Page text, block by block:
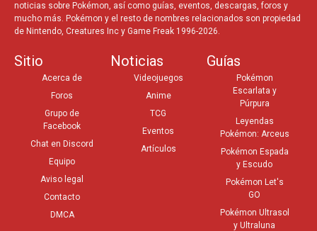
noticias sobre Pokémon, así como guías, eventos, descargas, foros y
mucho más. Pokémon y el resto de nombres relacionados son propiedad
de Nintendo, Creatures Inc y Game Freak 1996-2026.
Sitio
Acerca de
Foros
Grupo de
Facebook
Chat en Discord
Equipo
Aviso legal
Contacto
DMCA
Noticias
Videojuegos
Anime
TCG
Eventos
Artículos
Guías
Pokémon
Escarlata y
Púrpura
Leyendas
Pokémon: Arceus
Pokémon Espada
y Escudo
Pokémon Let's
GO
Pokémon Ultrasol
y Ultraluna